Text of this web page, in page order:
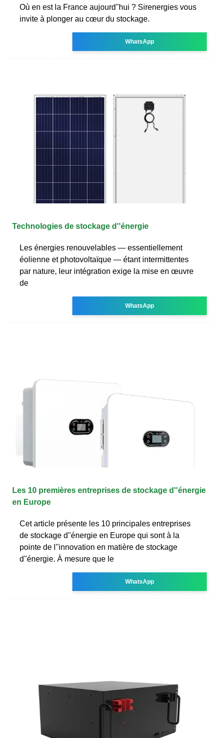
Où en est la France aujourd''hui ? Sirenergies vous
invite à plonger au cœur du stockage.
WhatsApp
Technologies de stockage d''énergie
Les énergies renouvelables — essentiellement
éolienne et photovoltaïque — étant intermittentes
par nature, leur intégration exige la mise en œuvre
de
WhatsApp
Les 10 premières entreprises de stockage d''énergie
en Europe
Cet article présente les 10 principales entreprises
de stockage d''énergie en Europe qui sont à la
pointe de l''innovation en matière de stockage
d''énergie. À mesure que le
WhatsApp